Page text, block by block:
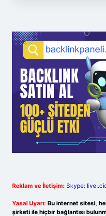
Reklam ve İletişim: Skype:
Yasal Uyarı: Bu internet sitesi,
şirketi ile hiçbir bağlantısı